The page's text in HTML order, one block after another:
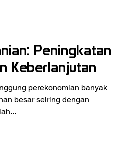
Peningkatan
Keberlanjutan
perekonomian banyak
besar seiring dengan